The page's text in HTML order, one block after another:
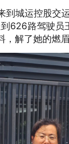
到城运控股交
626路驾驶
，解了她的燃